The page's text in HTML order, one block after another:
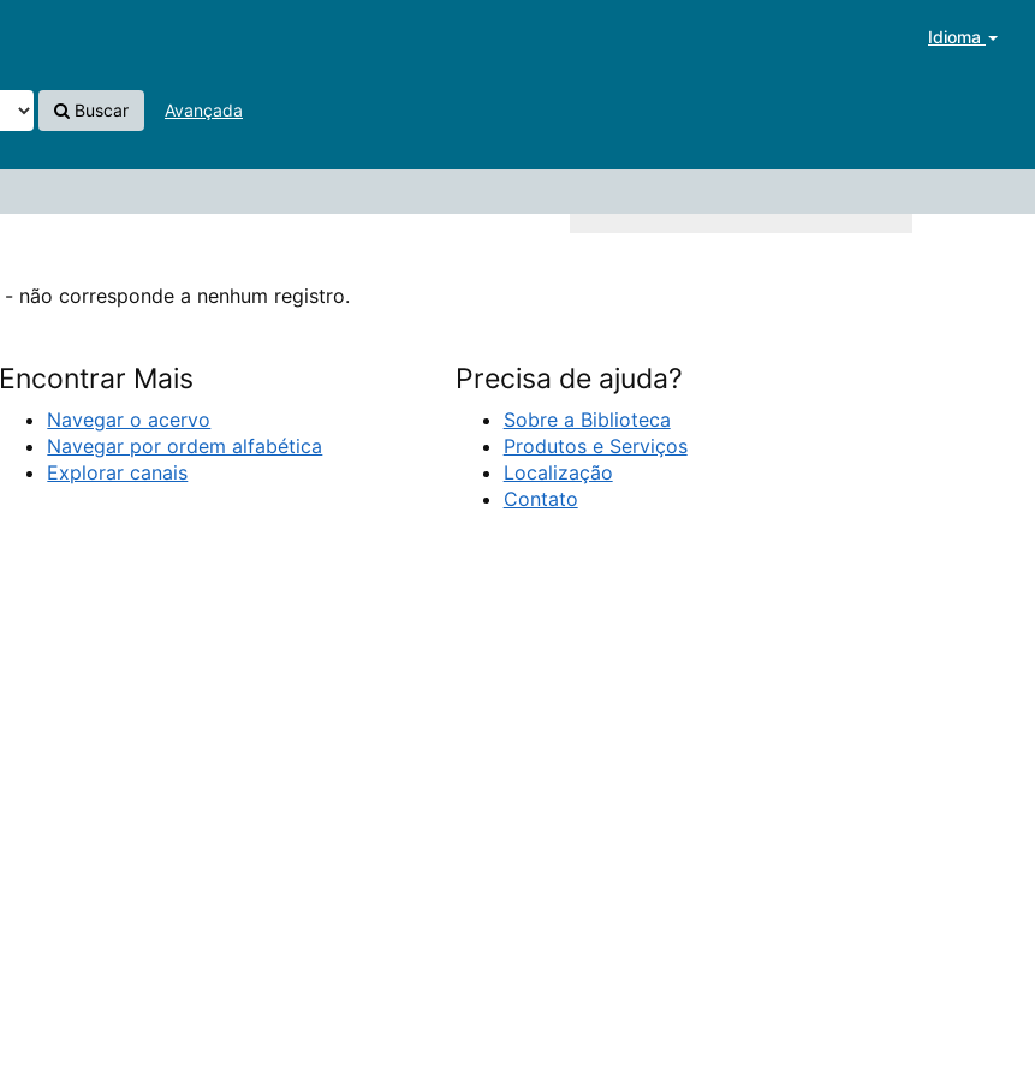
Idioma
Buscar Avançada
- não corresponde a nenhum registro.
Encontrar Mais
Navegar o acervo
Navegar por ordem alfabética
Explorar canais
Precisa de ajuda?
Sobre a Biblioteca
Produtos e Serviços
Localização
Contato